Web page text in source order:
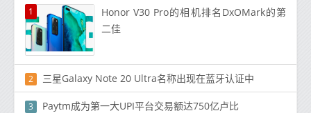
1
Honor V30 Pro的相机排名DxOMark的第
二佳
2 三星Galaxy Note 20 Ultra名称出现在蓝牙认证中
3 Paytm成为第一大UPI平台交易额达750亿卢比